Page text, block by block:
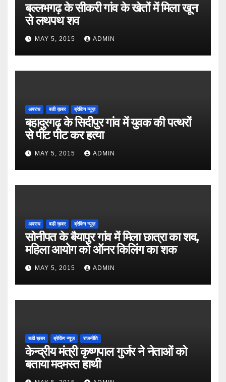
बल्लभगढ़ के सीकरी गांव के खेतों में मिला खून
से लथपथ शव
MAY 5, 2015 ADMIN
अपराध बडी ख़बर ब्रेकिंग न्यूज़
बहादुरगढ़ के सिदीपुर गांव में युवक की पत्थरों
से पीट पीट कर हत्या
MAY 5, 2015 ADMIN
अपराध बडी ख़बर ब्रेकिंग न्यूज़
सोनीपत के बैयापुर गांव में मिला छात्रा का शव,
महिला आयोग को ऑनर किलिंग का शक
MAY 5, 2015 ADMIN
बडी ख़बर ब्रेकिंग न्यूज़ राजनीति
केन्द्रीय मंत्री कृष्णपाल गुर्जर ने नेताओं को
बताया मदमस्त हाथी